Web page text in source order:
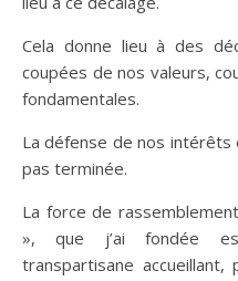
Cela donne lieu à des
coupées de nos valeurs,
fondamentales.
La défense de nos
pas terminée.
La force de
», que j’ai fondée
transpartisane